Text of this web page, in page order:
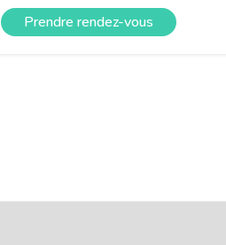
Prendre rendez-vous